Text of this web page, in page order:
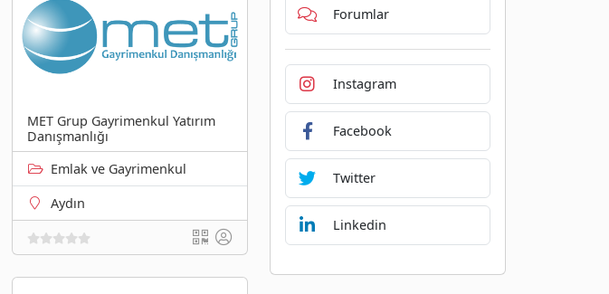
MET Grup Gayrimenkul Yatırım
Danışmanlığı
Emlak ve Gayrimenkul
Aydın
Forumlar
Instagram
Facebook
Twitter
Linkedin